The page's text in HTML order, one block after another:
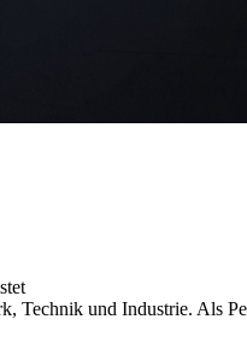
und Industrie. Als